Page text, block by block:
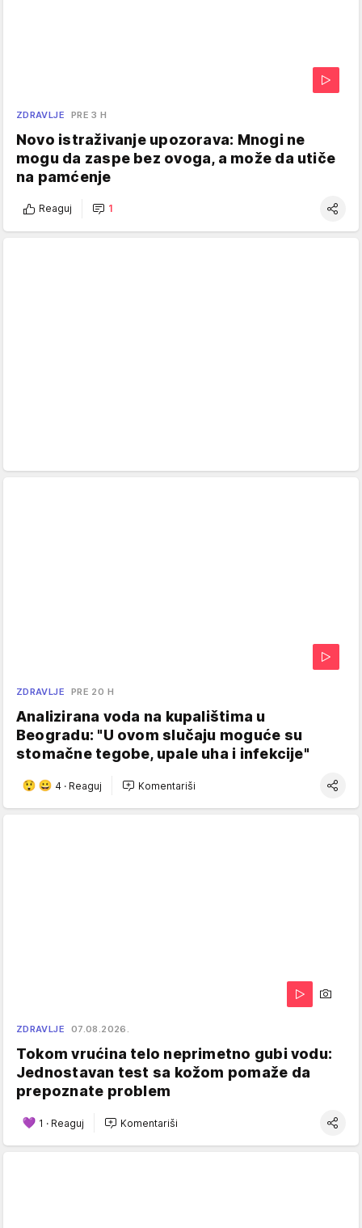
ZDRAVLJE PRE 3 H
Novo istraživanje upozorava: Mnogi ne
mogu da zaspe bez ovoga, a može da utiče
na pamćenje
Reaguj 1
ZDRAVLJE PRE 20 H
Analizirana voda na kupalištima u
Beogradu: "U ovom slučaju moguće su
stomačne tegobe, upale uha i infekcije"
4 · Reaguj Komentariši
ZDRAVLJE 07.08.2026.
Tokom vrućina telo neprimetno gubi vodu:
Jednostavan test sa kožom pomaže da
prepoznate problem
1 · Reaguj Komentariši